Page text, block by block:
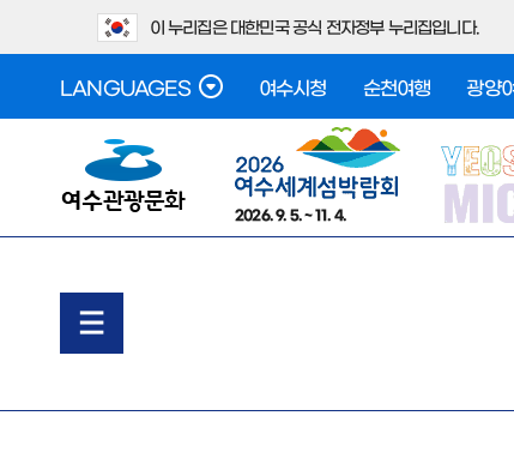
이 누리집은 대한민국 공식 전자정부 누리집입니다.
LANGUAGES 여수시청 순천여행 광양
2026. 9. 5. ~ 11. 4.